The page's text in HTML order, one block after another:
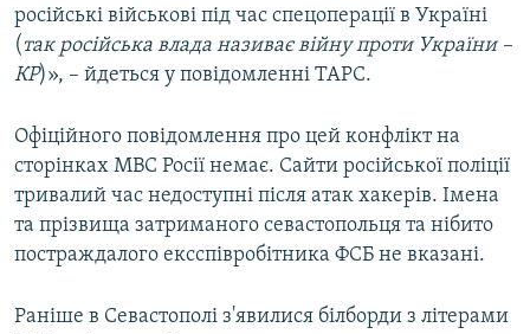
російські військові під час спецоперації в Україні
( так російська влада називає війну проти України –
КР)», – йдеться у повідомленні ТАРС.
Офіційного повідомлення про цей конфлікт на
сторінках МВС Росії немає. Сайти російської поліції
тривалий час недоступні після атак хакерів. Імена
та прізвища затриманого севастопольця та нібито
постраждалого ексспівробітника ФСБ не вказані.
Раніше в Севастополі з'явилися білборди з літерами